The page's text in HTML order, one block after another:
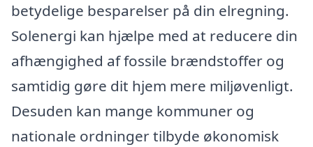
betydelige besparelser på din elregning.
Solenergi kan hjælpe med at reducere din
afhængighed af fossile brændstoffer og
samtidig gøre dit hjem mere miljøvenligt.
Desuden kan mange kommuner og
nationale ordninger tilbyde økonomisk